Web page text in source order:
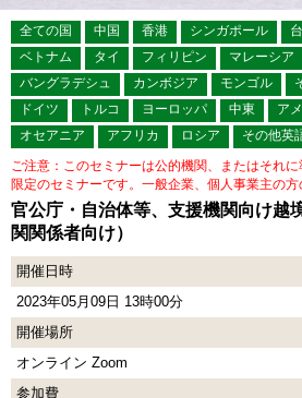
全ての国 中国 香港 シンガポール
ベトナム
タイ フィリピン マレーシア
バングラデシュ
カンボジア モンゴル
ドイツ
トルコ ヨーロッパ 中東 ア
オセアニア
アフリカ ロシア
その他英
ご注意：このセミナーは公的機関、またはそれ
限定のセミナーです。一般企業、個人事業主の方
官公庁・自治体等、支援機関向け越
関関係者向け）
開催日時
2023年05月09日 13時00分
開催場所
オンライン Zoom
参加費